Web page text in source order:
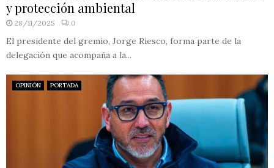
y protección ambiental
28/11/2025 0
El presidente del gremio, Jorge Riesco, forma parte de la
delegación que acompaña a la...
OPINIÓN PORTADA